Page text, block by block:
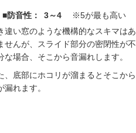
■防音性： 3～4※5が最も高い
違い窓のような機構的なスキマはあ
せんが、スライド部分の密閉性が不
な場合、そこから音漏れします。
、底部にホコリが溜まるとそこから
漏れます。